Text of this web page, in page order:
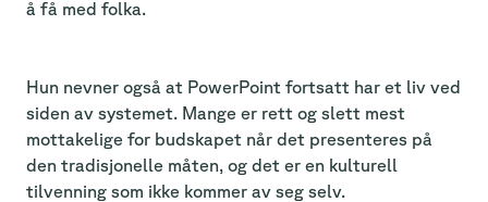
å få med folka.
Hun nevner også at PowerPoint fortsatt har et liv ved
siden av systemet. Mange er rett og slett mest
mottakelige for budskapet når det presenteres på
den tradisjonelle måten, og det er en kulturell
tilvenning som ikke kommer av seg selv.